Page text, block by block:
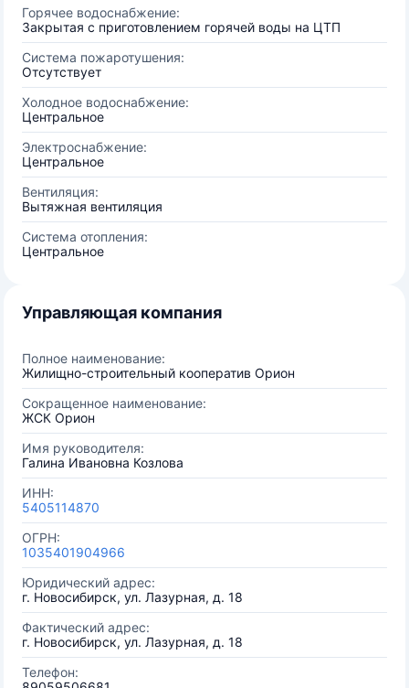
Горячее водоснабжение:
Закрытая с приготовлением горячей воды на ЦТП
Система пожаротушения:
Отсутствует
Холодное водоснабжение:
Центральное
Электроснабжение:
Центральное
Вентиляция:
Вытяжная вентиляция
Система отопления:
Центральное
Управляющая компания
Полное наименование:
Жилищно-строительный кооператив Орион
Сокращенное наименование:
ЖСК Орион
Имя руководителя:
Галина Ивановна Козлова
ИНН:
5405114870
ОГРН:
1035401904966
Юридический адрес:
г. Новосибирск, ул. Лазурная, д. 18
Фактический адрес:
г. Новосибирск, ул. Лазурная, д. 18
Телефон: